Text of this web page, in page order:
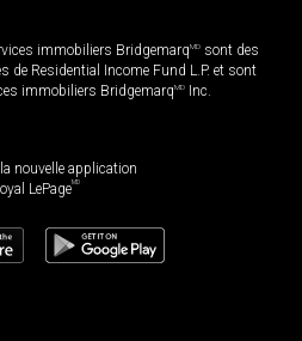
immobiliers BridgemarqMD sont des
de Residential Income Fund L.P. et sont
immobiliers BridgemarqMD Inc.
nouvelle application
LePageMD